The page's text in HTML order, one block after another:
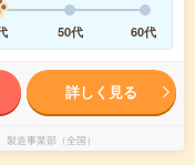
50代 60代
詳しく見る
造事業部（全国）